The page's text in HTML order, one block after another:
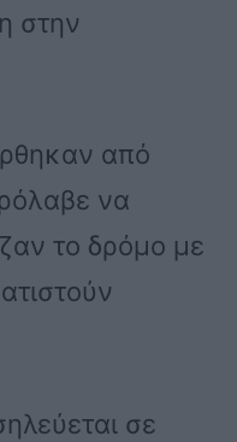
στην
από
να
το δρόμο με
σε